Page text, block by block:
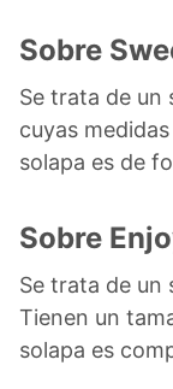
Sobre
Se trata de un
cuyas
solapa es de
Sobre
Se trata de un
Tienen un
solapa es